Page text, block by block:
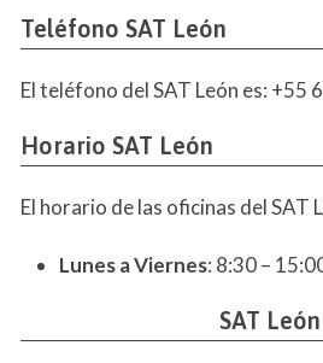
Teléfono SAT León
El teléfono del SAT León es: +55
Horario SAT León
El horario de las oficinas del SAT
Lunes a Viernes: 8:30 –
SAT León